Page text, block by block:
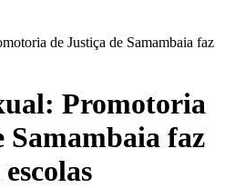
de Justiça de Samambaia faz
Promotoria
Samambaia faz